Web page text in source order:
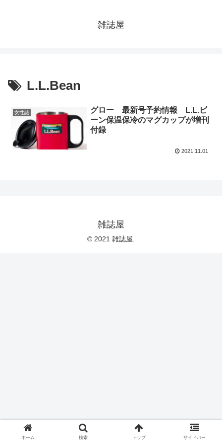
雑誌屋
L.L.Bean
女性誌
グロー 最新号予約情報 L.L.ビ
ーン保温保冷のマグカップが増刊
付録
2021.11.01
雑誌屋
© 2021 雑誌屋.
ホーム 検索 トップ サイドバー